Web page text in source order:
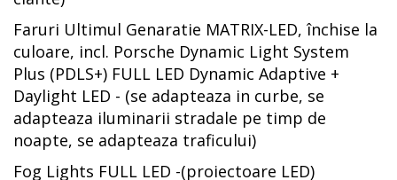
Faruri Ultimul Genaratie MATRIX-LED, închise la
culoare, incl. Porsche Dynamic Light System
Plus (PDLS+) FULL LED Dynamic Adaptive +
Daylight LED - (se adapteaza in curbe, se
adapteaza iluminarii stradale pe timp de
noapte, se adapteaza traficului)
Fog Lights FULL LED -(proiectoare LED)